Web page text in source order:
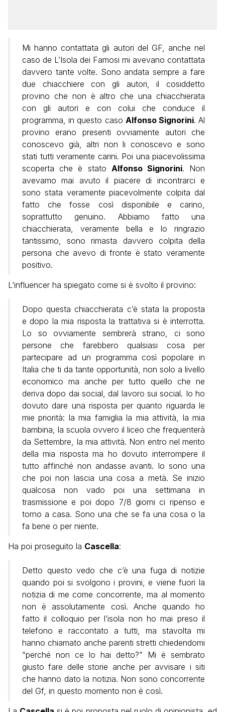
Mi hanno contattata gli autori del GF, anche nel
caso de L’Isola dei Famosi mi avevano contattata
davvero tante volte. Sono andata sempre a fare
due chiacchiere con gli autori, il cosiddetto
provino che non è altro che una chiacchierata
con gli autori e con colui che conduce il
programma, in questo caso Alfonso Signorini. Al
provino erano presenti ovviamente autori che
conoscevo già, altri non li conoscevo e sono
stati tutti veramente carini. Poi una piacevolissima
scoperta che è stato Alfonso Signorini. Non
avevamo mai avuto il piacere di incontrarci e
sono stata veramente piacevolmente colpita dal
fatto che fosse così disponibile e carino,
soprattutto genuino. Abbiamo fatto una
chiacchierata, veramente bella e lo ringrazio
tantissimo, sono rimasta davvero colpita della
persona che avevo di fronte è stato veramente
positivo.
L’influencer ha spiegato come si è svolto il provino:
Dopo questa chiacchierata c’è stata la proposta
e dopo la mia risposta la trattativa si è interrotta.
Lo so ovviamente sembrerà strano, ci sono
persone che farebbero qualsiasi cosa per
partecipare ad un programma così popolare in
Italia che ti da tante opportunità, non solo a livello
economico ma anche per tutto quello che ne
deriva dopo dai social, dal lavoro sui social. Io ho
dovuto dare una risposta per quanto riguarda le
mie priorità: la mia famiglia la mia attività, la mia
bambina, la scuola ovvero il liceo che frequenterà
da Settembre, la mia attività. Non entro nel merito
della mia risposta ma ho dovuto interrompere il
tutto affinché non andasse avanti. Io sono una
che poi non lascia una cosa a metà. Se inizio
qualcosa non vado poi una settimana in
trasmissione e poi dopo 7/8 giorni ci ripenso e
torno a casa. Sono una che se fa una cosa o la
fa bene o per niente.
Ha poi proseguito la Cascella:
Detto questo vedo che c’è una fuga di notizie
quando poi si svolgono i provini, e viene fuori la
notizia di me come concorrente, ma al momento
non è assolutamente così. Anche quando ho
fatto il colloquio per l’isola non ho mai preso il
telefono e raccontato a tutti, ma stavolta mi
hanno chiamato anche parenti stretti chiedendomi
“perché non ce lo hai detto?” Mi è sembrato
giusto fare delle storie anche per avvisare i siti
che hanno dato la notizia. Non sono concorrente
del Gf, in questo momento non è così.